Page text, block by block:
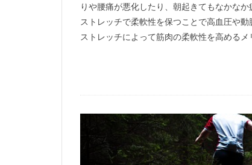
りや腰痛が悪化したり、朝起きてもなかな
ストレッチで柔軟性を保つことで高血圧や
ストレッチによって筋肉の柔軟性を高める